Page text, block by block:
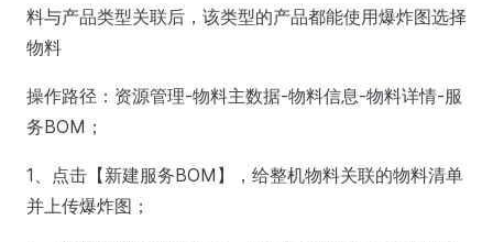
料与产品类型关联后，该类型的产品都能使用爆炸图选择
物料
操作路径：资源管理-物料主数据-物料信息-物料详情-服
务BOM；
1、点击【新建服务BOM】，给整机物料关联的物料清单
并上传爆炸图；